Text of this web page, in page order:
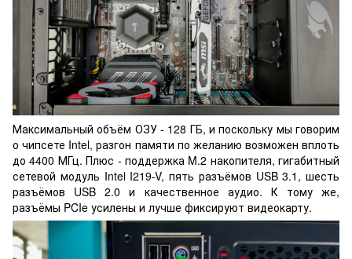
Максимальный объём ОЗУ - 128 ГБ, и поскольку мы говорим
о чипсете Intel, разгон памяти по желанию возможен вплоть
до 4400 МГц. Плюс - поддержка M.2 накопителя, гигабитный
сетевой модуль Intel I219-V, пять разъёмов USB 3.1, шесть
разъёмов USB 2.0 и качественное аудио. К тому же,
разъёмы PCIe усилены и лучше фиксируют видеокарту.